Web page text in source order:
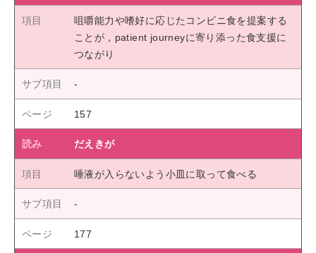
咀嚼能力や嗜好に応じたコンビニ食を提案する
ことが，patient journeyに寄り添った食支援に
つながり
157
だえきが
唾液が入らないよう小皿に取って食べる
177